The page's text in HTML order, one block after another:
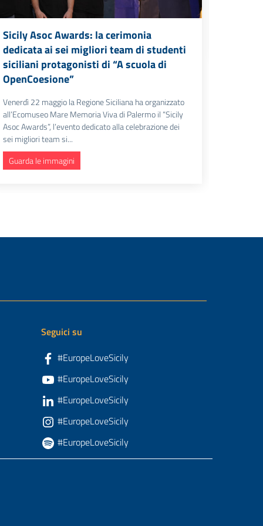
Sicily Asoc Awards: la cerimonia
dedicata ai sei migliori team di studenti
siciliani protagonisti di “A scuola di
OpenCoesione”
Venerdì 22 maggio la Regione Siciliana ha organizzato
all’Ecomuseo Mare Memoria Viva di Palermo il “Sicily
Asoc Awards”, l’evento dedicato alla celebrazione dei
sei migliori team si...
Guarda le immagini
Seguici su
#EuropeLoveSicily
#EuropeLoveSicily
#EuropeLoveSicily
#EuropeLoveSicily
#EuropeLoveSicily